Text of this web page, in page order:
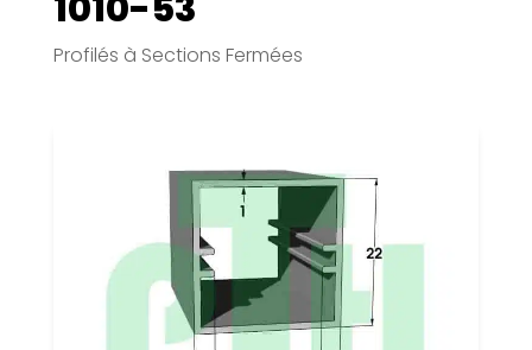
1010-53
Profilés à Sections Fermées